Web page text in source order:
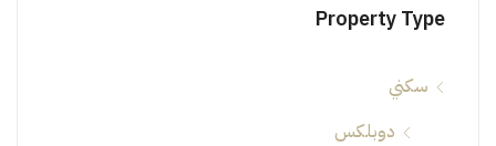
Property Type
سكني
دوبلكس